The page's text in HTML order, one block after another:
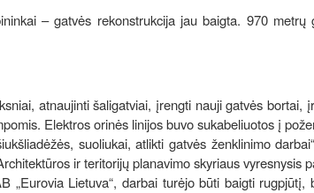
– gatvės rekonstrukcija jau baigta. 970 metrų
atnaujinti šaligatviai, įrengti nauji gatvės bortai,
Elektros orinės linijos buvo sukabeliuotos į
suoliukai, atlikti gatvės ženklinimo
ir teritorijų planavimo skyriaus vyresnysis
„Eurovia Lietuva“, darbai turėjo būti baigti rugpjūtį,